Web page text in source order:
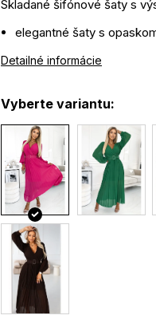
Skladané šifónové šaty s
elegantné šaty s
UNI veľkosť
modelka na obrázku je
materiál: 95% polyester,
Detailné informácie
Vyberte variantu: